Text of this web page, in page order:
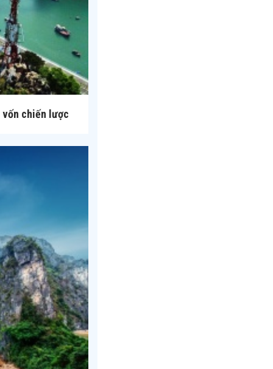
vốn chiến lược